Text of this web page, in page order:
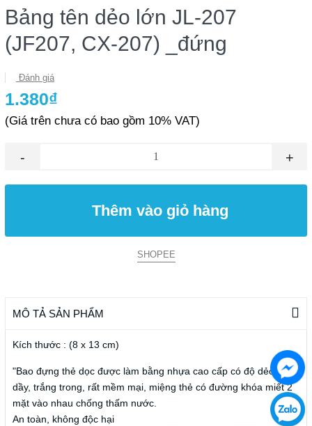
Bảng tên dẻo lớn JL-207
(JF207, CX-207) _đứng
Đánh giá
1.380₫
(Giá trên chưa có bao gồm 10% VAT)
- +
Thêm vào giỏ hàng
SHOPEE
MÔ TẢ SẢN PHẨM
Kích thước : (8 x 13 cm)
"Bao đựng thẻ dọc được làm bằng nhựa cao cấp có độ dẻo và
dầy, trắng trong, rất mềm mại, miệng thẻ có đường khóa miết 2
mặt vào nhau chống thấm nước.
An toàn, không độc hại